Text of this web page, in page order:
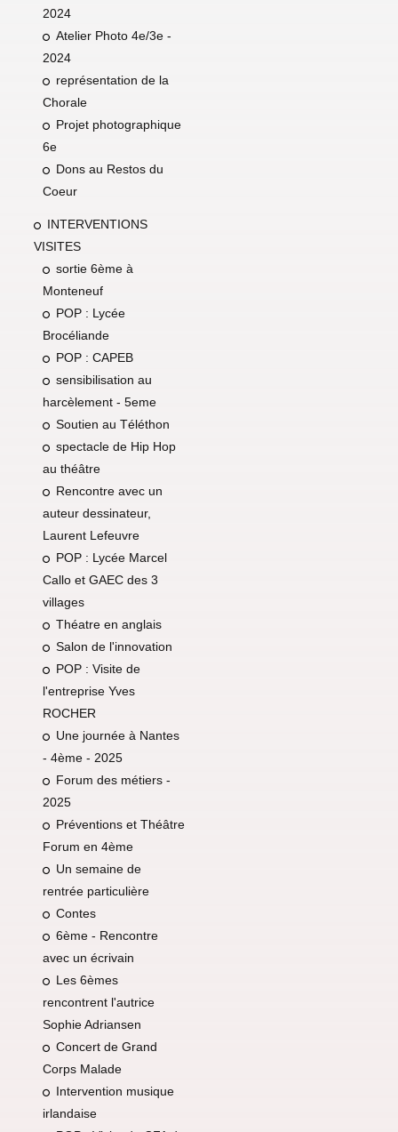
2024
Atelier Photo 4e/3e -
2024
représentation de la
Chorale
Projet photographique
6e
Dons au Restos du
Coeur
INTERVENTIONS
VISITES
sortie 6ème à
Monteneuf
POP : Lycée
Brocéliande
POP : CAPEB
sensibilisation au
harcèlement - 5eme
Soutien au Téléthon
spectacle de Hip Hop
au théâtre
Rencontre avec un
auteur dessinateur,
Laurent Lefeuvre
POP : Lycée Marcel
Callo et GAEC des 3
villages
Théatre en anglais
Salon de l'innovation
POP : Visite de
l'entreprise Yves
ROCHER
Une journée à Nantes
- 4ème - 2025
Forum des métiers -
2025
Préventions et Théâtre
Forum en 4ème
Un semaine de
rentrée particulière
Contes
6ème - Rencontre
avec un écrivain
Les 6èmes
rencontrent l'autrice
Sophie Adriansen
Concert de Grand
Corps Malade
Intervention musique
irlandaise